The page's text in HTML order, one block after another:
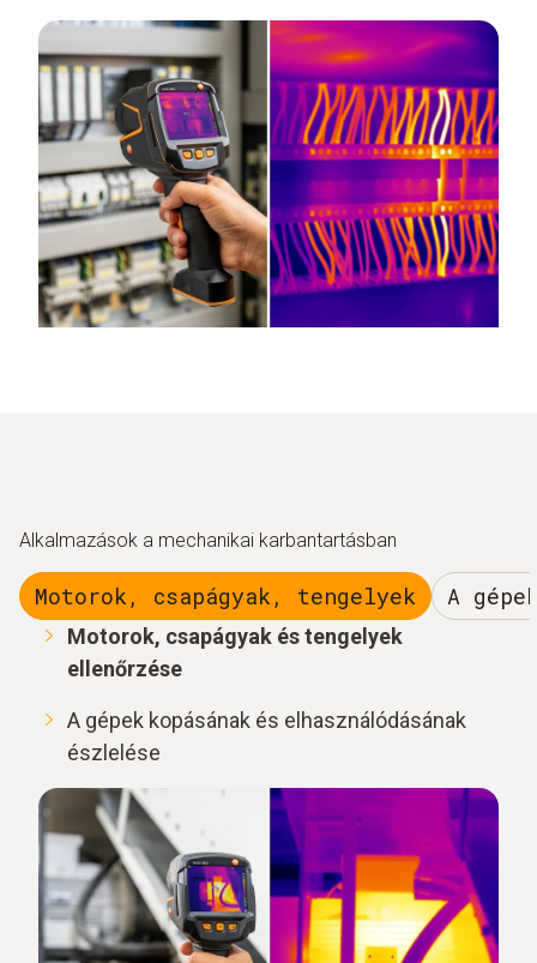
Alkalmazások a mechanikai karbantartásban
Motorok, csapágyak, tengelyek A
Motorok, csapágyak és tengelyek
ellenőrzése
A gépek kopásának és elhasználódásának
észlelése